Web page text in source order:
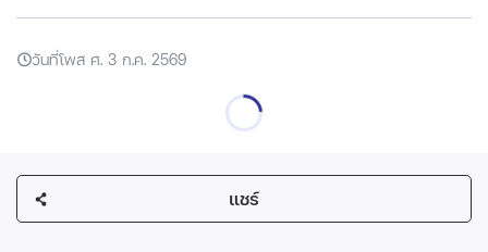
วันที่โพส ศ. 3 ก.ค. 2569
แชร์